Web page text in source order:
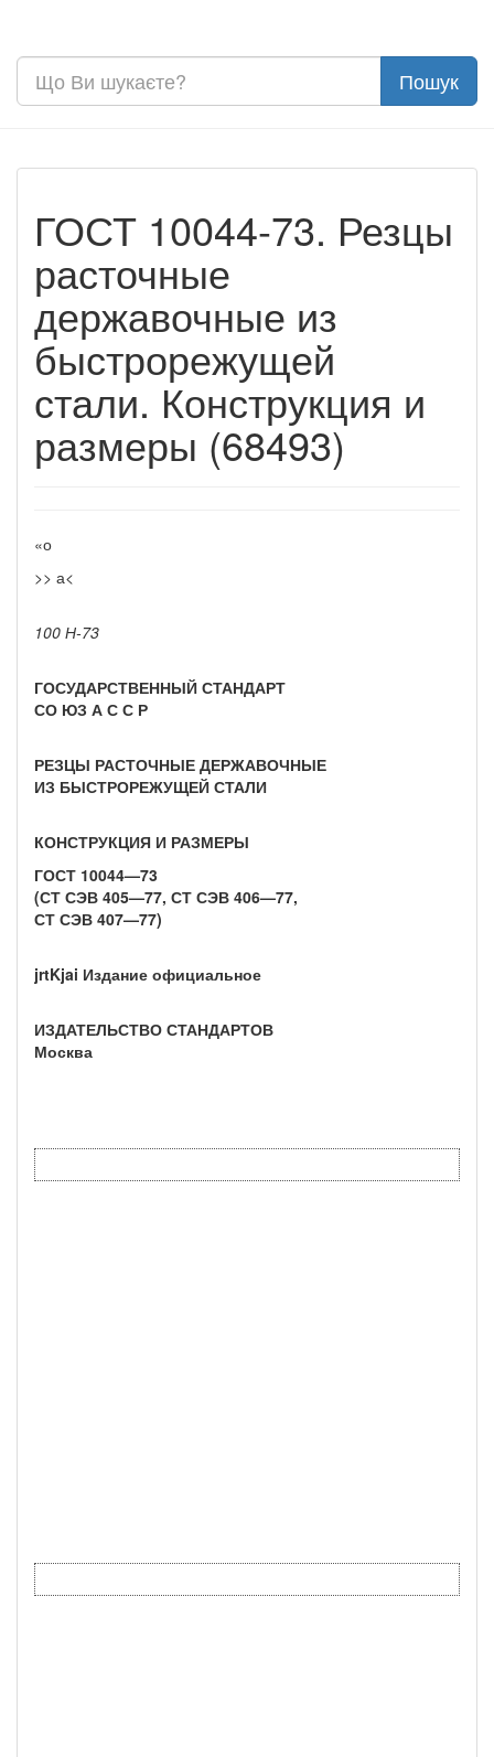
ГОСТ 10044-73. Резцы
расточные
державочные из
быстрорежущей
стали. Конструкция и
размеры (68493)
«о
>> а<
100 Н-73
ГОСУДАРСТВЕННЫЙ СТАНДАРТ
СО ЮЗ А С С Р
РЕЗЦЫ РАСТОЧНЫЕ ДЕРЖАВОЧНЫЕ
ИЗ БЫСТРОРЕЖУЩЕЙ СТАЛИ
КОНСТРУКЦИЯ И РАЗМЕРЫ
ГОСТ 10044—73
(СТ СЭВ 405—77, СТ СЭВ 406—77,
СТ СЭВ 407—77)
jrtKjai Издание официальное
ИЗДАТЕЛЬСТВО СТАНДАРТОВ
Москва